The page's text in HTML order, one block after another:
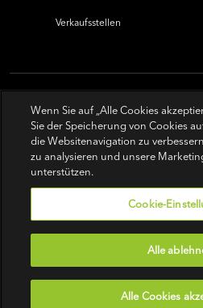
Verkaufsstellen
Nutzungsbedingungen |
Do Not Sell or Share My
© 2026 Wonderful
Wenn Sie auf „Alle Cookies
Sie der Speicherung von Cookies
die Websitenavigation zu
zu analysieren und unsere
unterstützen.
Cookie-
Alle
Alle Cookies